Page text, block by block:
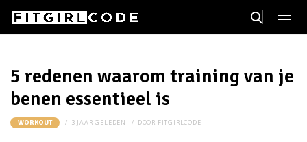
5 redenen waarom training van je
benen essentieel is
WORKOUT 3 JAAR GELEDEN DOOR FITGIRLCODE